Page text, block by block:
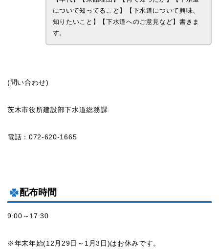
について知ってること】【下水道について興味、
知りたいこと】【下水道へのご意見など】書きま
す。
(問い合わせ)
茨木市役所建設部下水道総務課
電話：072-620-1665
配布時間
9:00～17:30
※年末年始(12月29日～1月3日)はお休みです。